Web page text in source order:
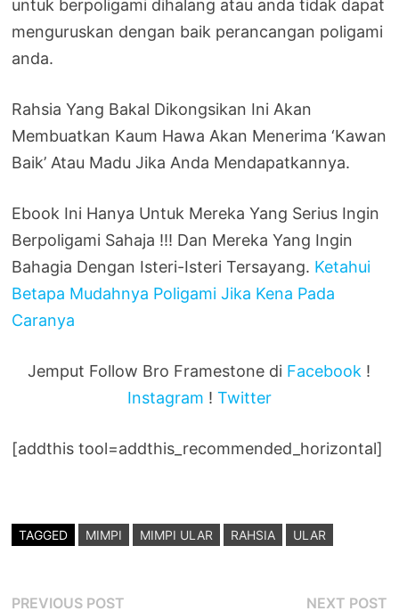
untuk berpoligami dihalang atau anda tidak dapat
menguruskan dengan baik perancangan poligami
anda.
Rahsia Yang Bakal Dikongsikan Ini Akan
Membuatkan Kaum Hawa Akan Menerima ‘Kawan
Baik’ Atau Madu Jika Anda Mendapatkannya.
Ebook Ini Hanya Untuk Mereka Yang Serius Ingin
Berpoligami Sahaja !!! Dan Mereka Yang Ingin
Bahagia Dengan Isteri-Isteri Tersayang. Ketahui
Betapa Mudahnya Poligami Jika Kena Pada
Caranya
Jemput Follow Bro Framestone di Facebook !
Instagram ! Twitter
[addthis tool=addthis_recommended_horizontal]
TAGGED MIMPI MIMPI ULAR RAHSIA ULAR
PREVIOUS POST NEXT POST